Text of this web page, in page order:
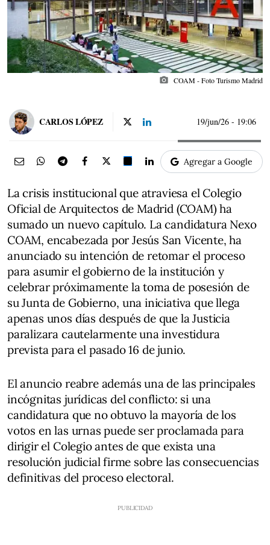
photo_camera COAM - Foto Turismo Madrid
CARLOS LÓPEZ 19/jun/26 - 19:06
Agregar a Google
La crisis institucional que atraviesa el Colegio
Oficial de Arquitectos de Madrid (COAM) ha
sumado un nuevo capítulo. La candidatura Nexo
COAM, encabezada por Jesús San Vicente, ha
anunciado su intención de retomar el proceso
para asumir el gobierno de la institución y
celebrar próximamente la toma de posesión de
su Junta de Gobierno, una iniciativa que llega
apenas unos días después de que la Justicia
paralizara cautelarmente una investidura
prevista para el pasado 16 de junio.
El anuncio reabre además una de las principales
incógnitas jurídicas del conflicto: si una
candidatura que no obtuvo la mayoría de los
votos en las urnas puede ser proclamada para
dirigir el Colegio antes de que exista una
resolución judicial firme sobre las consecuencias
definitivas del proceso electoral.